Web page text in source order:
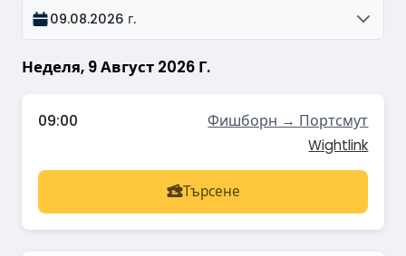
Неделя, 9 Август 2026 Г.
09.08.2026 г.
09:00 Фишборн → Портсмут
Wightlink
Търсене